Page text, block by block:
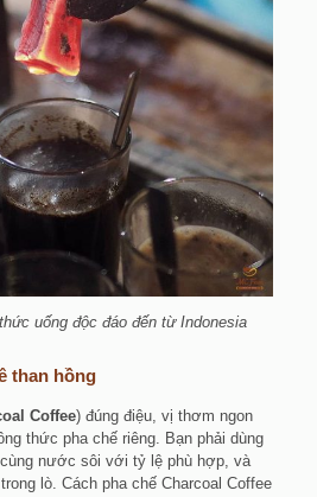
uống độc đáo đến từ Indonesia
than hồng
Coffee) đúng điệu, vị thơm ngon
thức pha chế riêng. Bạn phải dùng
nước sôi với tỷ lệ phù hợp, và
lò. Cách pha chế Charcoal Coffee